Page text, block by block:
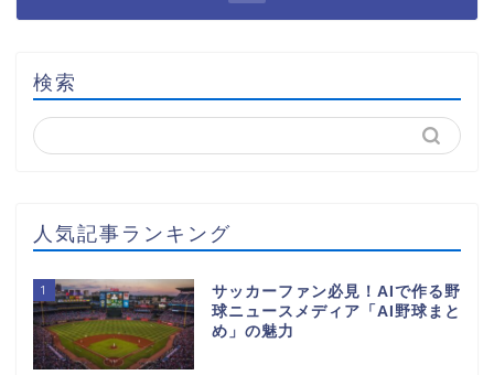
検索
人気記事ランキング
1
サッカーファン必見！AIで作る野
球ニュースメディア「AI野球まと
め」の魅力